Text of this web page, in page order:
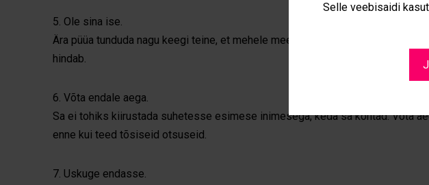
Selle veebisaidi
5. Ole sina ise.
Ära püüa tunduda nagu keegi teine, et mehele meeldida. Ole loomulik ja siiras
hindab.
6. Võta endale aega.
Sa ei tohiks kiirustada suhetesse esimese inimesega, keda sa kohtad. Võta
enne kui teed tõsiseid otsuseid.
7. Uskuge endasse.